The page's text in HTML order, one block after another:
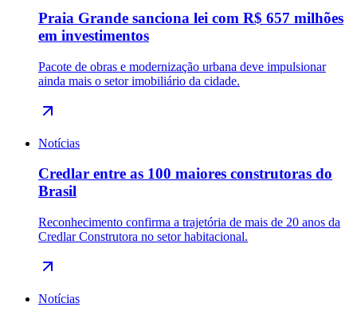
Praia Grande sanciona lei com R$ 657 milhões
em investimentos
Pacote de obras e modernização urbana deve impulsionar
ainda mais o setor imobiliário da cidade.
Notícias
Credlar entre as 100 maiores construtoras do
Brasil
Reconhecimento confirma a trajetória de mais de 20 anos da
Credlar Construtora no setor habitacional.
Notícias